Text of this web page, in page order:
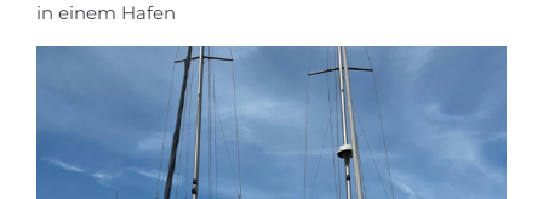
in einem Hafen